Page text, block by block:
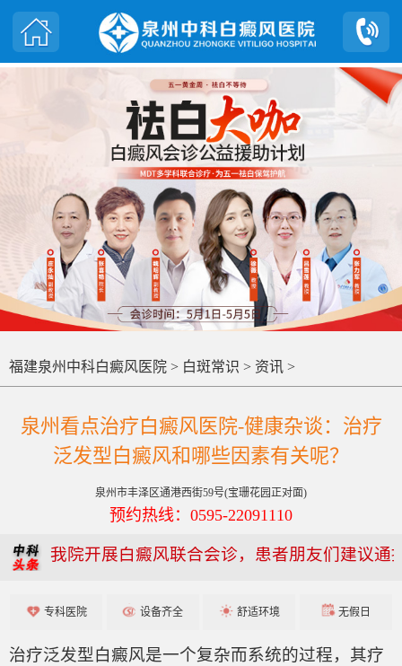
福建泉州中科白癜风医院 > 白斑常识 > 资讯 >
泉州看点治疗白癜风医院-健康杂谈：治疗
泛发型白癜风和哪些因素有关呢？
泉州市丰泽区通港西街59号(宝珊花园正对面)
预约热线：0595-22091110
我院开展白癜风联合会诊，患者朋友们建议通
专科医院 设备齐全 舒适环境 无假日
治疗泛发型白癜风是一个复杂而系统的过程，其疗